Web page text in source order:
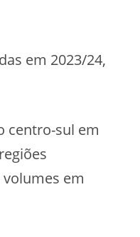
em 2023/24,
centro-sul em
em